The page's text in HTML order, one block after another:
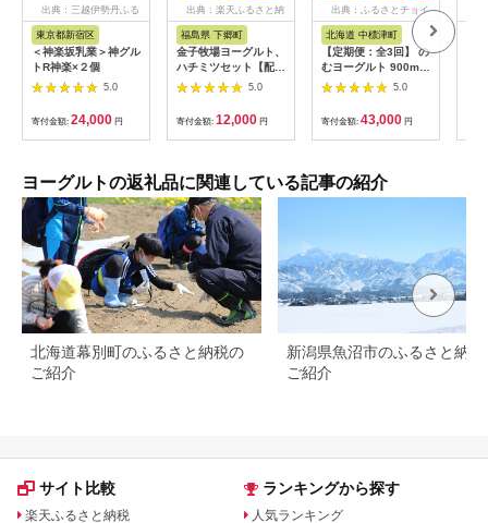
出典：三越伊勢丹ふる
東京都新宿区
＜神楽坂乳業＞神グル
トR神楽×２個
5.0
寄付金額: 24,000 円
出典：楽天ふるさと納
福島県 下郷町
金子牧場ヨーグルト、
ハチミツセット【配送
不可地域：離島】
5.0
寄付金額: 12,000 円
出典：ふるさとチョイ
北海道 中標津町
【定期便：全3回】 の
むヨーグルト 900ml
3本 ゴーダチーズ
125g 飲むヨーグルト
ヨーグルト ゴーダチ
ーズ チーズ 定期便 3
ヶ月 月1回 朝食 おつ
海道 中標津町 中標津
【1102203】
5.0
寄付金額: 43,000 円
ヨーグルトの返礼品に関連している記事の紹介
北海道幕別町のふるさと納税の
ご紹介
新潟県魚沼市のふるさと納税
ご紹介
サイト比較
楽天ふるさと納税
ランキングから探す
人気ランキング